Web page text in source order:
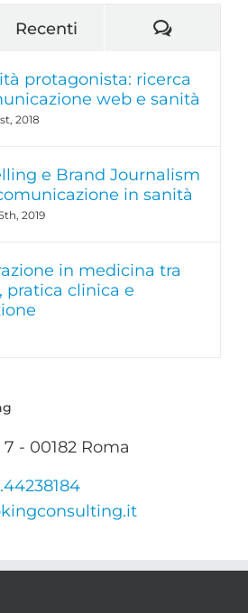
Recenti
protagonista: ricerca
web e sanità
2018
e Brand Journalism
in sanità
2019
in medicina tra
pratica clinica e
- 00182 Roma